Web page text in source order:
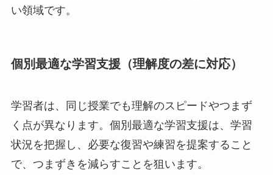
い領域です。
個別最適な学習支援（理解度の差に対応）
学習者は、同じ授業でも理解のスピードやつまず
く点が異なります。個別最適な学習支援は、学習
状況を把握し、必要な復習や練習を提案すること
で、つまずきを減らすことを狙います。